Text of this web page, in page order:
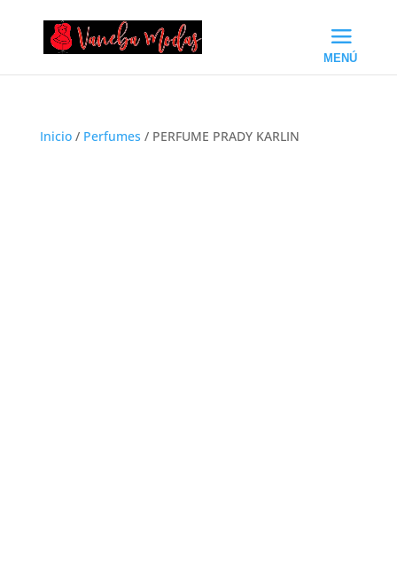
Inicio/ Perfumes / PERFUME PRADY KARLIN